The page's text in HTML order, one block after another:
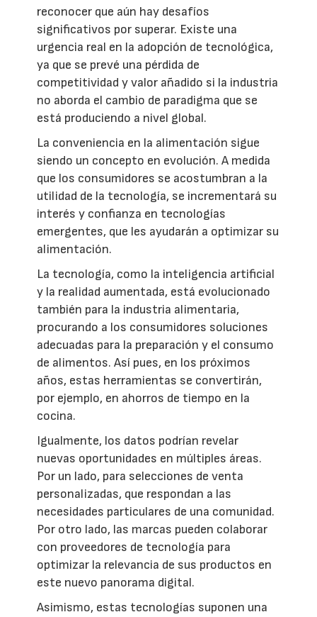
reconocer que aún hay desafíos
significativos por superar. Existe una
urgencia real en la adopción de tecnológica,
ya que se prevé una pérdida de
competitividad y valor añadido si la industria
no aborda el cambio de paradigma que se
está produciendo a nivel global.
La conveniencia en la alimentación sigue
siendo un concepto en evolución. A medida
que los consumidores se acostumbran a la
utilidad de la tecnología, se incrementará su
interés y confianza en tecnologías
emergentes, que les ayudarán a optimizar su
alimentación.
La tecnología, como la inteligencia artificial
y la realidad aumentada, está evolucionado
también para la industria alimentaria,
procurando a los consumidores soluciones
adecuadas para la preparación y el consumo
de alimentos. Así pues, en los próximos
años, estas herramientas se convertirán,
por ejemplo, en ahorros de tiempo en la
cocina.
Igualmente, los datos podrían revelar
nuevas oportunidades en múltiples áreas.
Por un lado, para selecciones de venta
personalizadas, que respondan a las
necesidades particulares de una comunidad.
Por otro lado, las marcas pueden colaborar
con proveedores de tecnología para
optimizar la relevancia de sus productos en
este nuevo panorama digital.
Asimismo, estas tecnologías suponen una